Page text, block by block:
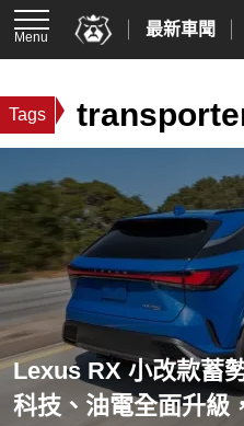
Menu 最新車聞
Tags
Lexus RX 小改款蓄
科技、油電全面升級